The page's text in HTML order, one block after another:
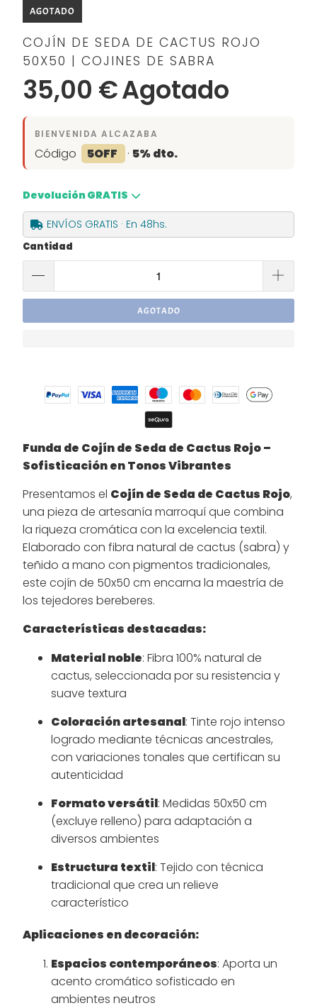
AGOTADO
COJÍN DE SEDA DE CACTUS ROJO
50X50 | COJINES DE SABRA
35,00 €Agotado
BIENVENIDA ALCAZABA
Código 5OFF · 5% dto.
Devolución GRATIS
ENVÍOS GRATIS · En 48hs.
Cantidad
AGOTADO
Funda de Cojín de Seda de Cactus Rojo –
Sofisticación en Tonos Vibrantes
Presentamos el Cojín de Seda de Cactus Rojo,
una pieza de artesanía marroquí que combina
la riqueza cromática con la excelencia textil.
Elaborado con fibra natural de cactus (sabra) y
teñido a mano con pigmentos tradicionales,
este cojín de 50x50 cm encarna la maestría de
los tejedores bereberes.
Características destacadas:
Material noble: Fibra 100% natural de
cactus, seleccionada por su resistencia y
suave textura
Coloración artesanal: Tinte rojo intenso
logrado mediante técnicas ancestrales,
con variaciones tonales que certifican su
autenticidad
Formato versátil: Medidas 50x50 cm
(excluye relleno) para adaptación a
diversos ambientes
Estructura textil: Tejido con técnica
tradicional que crea un relieve
característico
Aplicaciones en decoración:
Espacios contemporáneos: Aporta un
acento cromático sofisticado en
ambientes neutros